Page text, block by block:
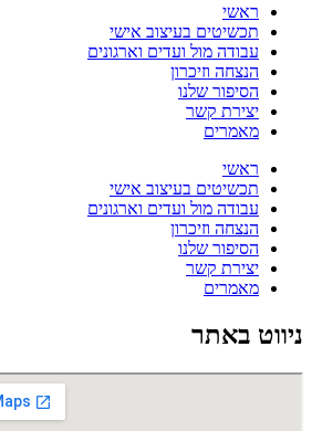
ראשי
תכשיטים בעיצוב אישי
עבודה מול ועדים וארגונים
הנצחה וזיכרון
הסיפור שלנו
יצירת קשר
מאמרים
ראשי
תכשיטים בעיצוב אישי
עבודה מול ועדים וארגונים
הנצחה וזיכרון
הסיפור שלנו
יצירת קשר
מאמרים
ניווט באתר